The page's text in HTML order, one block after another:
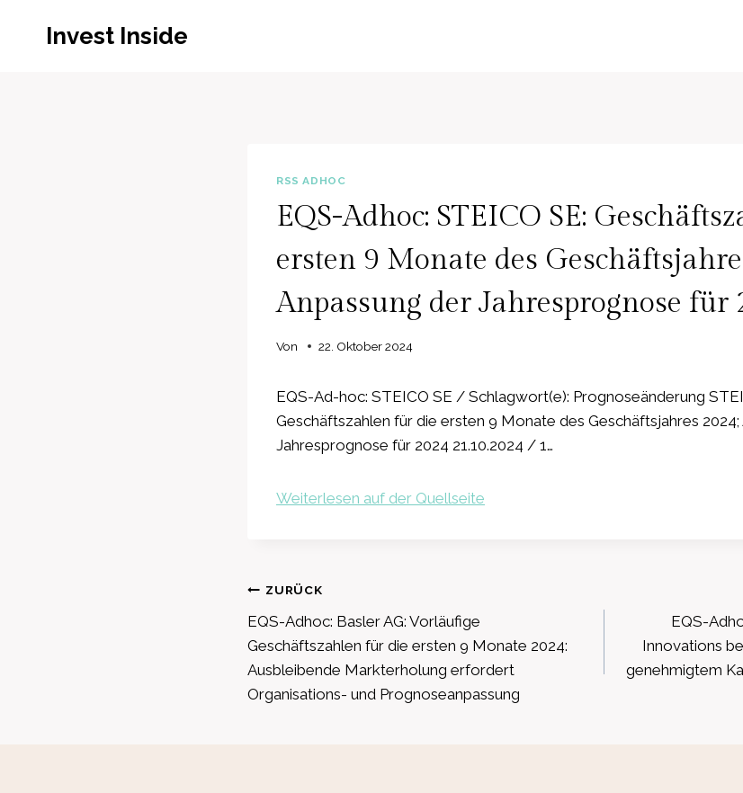
Invest Inside
RSS ADHOC
EQS-Adhoc: STEICO SE:
ersten 9 Monate des
Anpassung der Jahresprognose für
Von 22. Oktober 2024
EQS-Ad-hoc: STEICO SE / Schlagwort(e): Prognoseänderung
Geschäftszahlen für die ersten 9 Monate des Geschäftsjahres 2024;
Jahresprognose für 2024 21.10.2024 / 1…
Weiterlesen auf der Quellseite
Beitragsnavigation
ZURÜCK
EQS-Adhoc: Basler AG: Vorläufige
Geschäftszahlen für die ersten 9 Monate 2024:
Ausbleibende Markterholung erfordert
Organisations- und Prognoseanpassung
EQS-
Innovations
genehmigtem